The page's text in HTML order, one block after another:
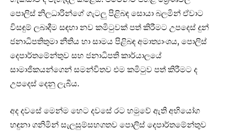
පොලිස් නිලධාරින්ගේ ගැටලු පිළිබඳ සොයා බලමින් ඒවාට
විසඳුම් ලබාදීම සඳහා නව කමිටුවක් පත් කිරීමට උපදෙස් දුන්
ජනාධිපතිතුමා නීතිය හා සාමය පිළිබඳ අමාත්‍යාංශය, පොලිස්
දෙපාර්තමේන්තුව සහ ජනාධිපති කාර්යාලයේ
සාමාජිකයන්ගෙන් සමන්විතව එම කමිටුව පත් කිරීමට ද
උපදෙස් දෙනු ලැබීය.
අද දවසේ මෙන්ම හෙට දවසේ රට හමුවේ ඇති අභියෝග
හඳුනා ගනිමින් සැලසුම්සහගතව පොලිස් දෙපාර්තමේන්තුව